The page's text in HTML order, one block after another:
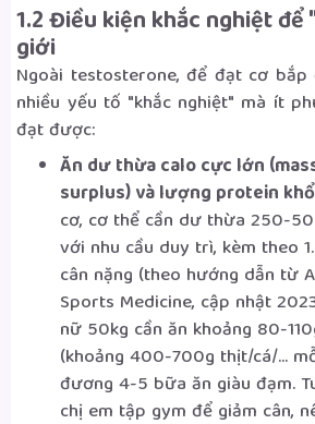
1.2 Điều kiện khắc nghiệt
giới
Ngoài testosterone, để đạt cơ
nhiều yếu tố "khắc nghiệt" mà ít
đạt được:
Ăn dư thừa calo cực lớn
surplus) và lượng protein
cơ, cơ thể cần dư thừa 250-
với nhu cầu duy trì, kèm theo
cân nặng (theo hướng dẫn từ
Sports Medicine, cập nhật
nữ 50kg cần ăn khoảng 80-
(khoảng 400-700g thịt/cá/...
đương 4-5 bữa ăn giàu đạm.
chị em tập gym để giảm cân,